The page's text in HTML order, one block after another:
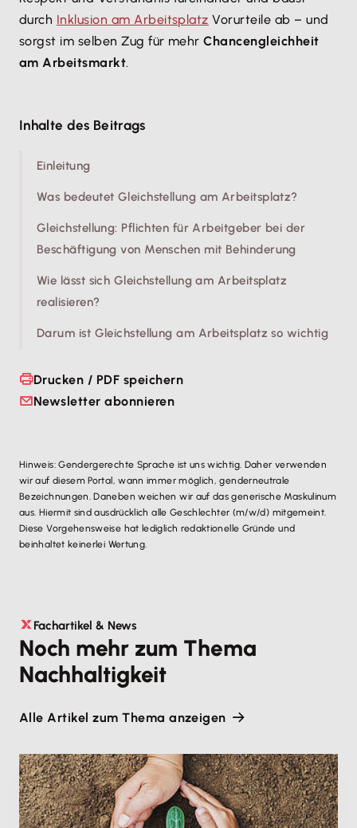
durch Inklusion am Arbeitsplatz Vorurteile ab – und
sorgst im selben Zug für mehrChancengleichheit
am Arbeitsmarkt.
Inhalte des Beitrags
Einleitung
Was bedeutet Gleichstellung am Arbeitsplatz?
Gleichstellung: Pflichten für Arbeitgeber bei der
Beschäftigung von Menschen mit Behinderung
Wie lässt sich Gleichstellung am Arbeitsplatz
realisieren?
Darum ist Gleichstellung am Arbeitsplatz so wichtig
Drucken / PDF speichern
Newsletter abonnieren
Hinweis: Gendergerechte Sprache ist uns wichtig. Daher verwenden
wir auf diesem Portal, wann immer möglich, genderneutrale
Bezeichnungen. Daneben weichen wir auf das generische Maskulinum
aus. Hiermit sind ausdrücklich alle Geschlechter (m/w/d) mitgemeint.
Diese Vorgehensweise hat lediglich redaktionelle Gründe und
beinhaltet keinerlei Wertung.
Fachartikel & News
Noch mehr zum Thema
Nachhaltigkeit
Alle Artikel zum Thema anzeigen